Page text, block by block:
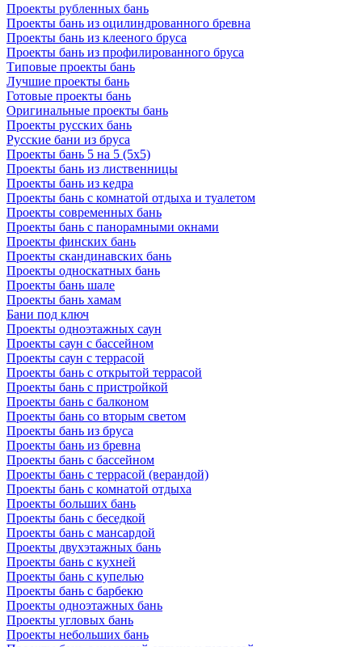
Проекты рубленных бань
Проекты бань из оцилиндрованного бревна
Проекты бань из клееного бруса
Проекты бань из профилированного бруса
Типовые проекты бань
Лучшие проекты бань
Готовые проекты бань
Оригинальные проекты бань
Проекты русских бань
Русские бани из бруса
Проекты бань 5 на 5 (5х5)
Проекты бань из лиственницы
Проекты бань из кедра
Проекты бань с комнатой отдыха и туалетом
Проекты современных бань
Проекты бань с панорамными окнами
Проекты финских бань
Проекты скандинавских бань
Проекты односкатных бань
Проекты бань шале
Проекты бань хамам
Бани под ключ
Проекты одноэтажных саун
Проекты саун с бассейном
Проекты саун с террасой
Проекты бань с открытой террасой
Проекты бань с пристройкой
Проекты бань с балконом
Проекты бань со вторым светом
Проекты бань из бруса
Проекты бань из бревна
Проекты бань с бассейном
Проекты бань с террасой (верандой)
Проекты бань с комнатой отдыха
Проекты больших бань
Проекты бань с беседкой
Проекты бань с мансардой
Проекты двухэтажных бань
Проекты бань с кухней
Проекты бань с купелью
Проекты бань с барбекю
Проекты одноэтажных бань
Проекты угловых бань
Проекты небольших бань